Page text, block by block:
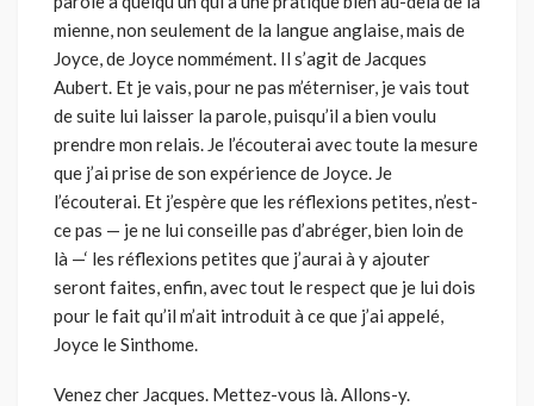
mienne, non seulement de la langue anglaise, mais de
Joyce, de Joyce nommément. Il s’agit de Jacques
Aubert. Et je vais, pour ne pas m’éterniser, je vais tout
de suite lui laisser la parole, puisqu’il a bien voulu
prendre mon relais. Je l’écouterai avec toute la mesure
que j’ai prise de son expérience de Joyce. Je
l’écouterai. Et j’espère que les réflexions petites, n’est-
ce pas — je ne lui conseille pas d’abréger, bien loin de
là —‘ les réflexions petites que j’aurai à y ajouter
seront faites, enfin, avec tout le respect que je lui dois
pour le fait qu’il m’ait introduit à ce que j’ai appelé,
Joyce le Sinthome.
Venez cher Jacques. Mettez-vous là. Allons-y.